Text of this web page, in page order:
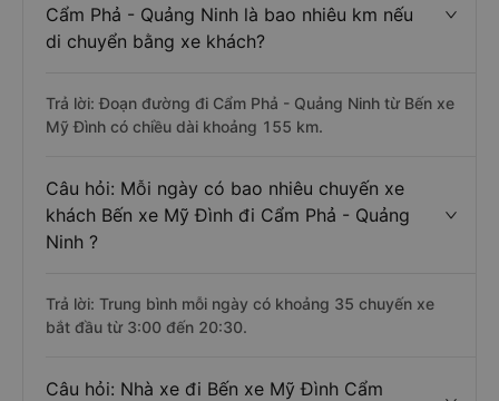
Cẩm Phả - Quảng Ninh là bao nhiêu km nếu
di chuyển bằng xe khách?
Trả lời: Đoạn đường đi Cẩm Phả - Quảng Ninh từ Bến xe
Mỹ Đình có chiều dài khoảng 155 km.
Câu hỏi: Mỗi ngày có bao nhiêu chuyến xe
khách Bến xe Mỹ Đình đi Cẩm Phả - Quảng
Ninh ?
Trả lời: Trung bình mỗi ngày có khoảng 35 chuyến xe
bắt đầu từ 3:00 đến 20:30.
Câu hỏi: Nhà xe đi Bến xe Mỹ Đình Cẩm